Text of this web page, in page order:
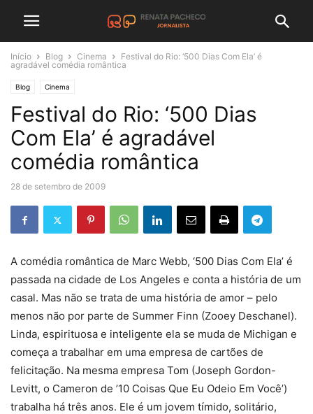
Início Blog Cinema
Festival do Rio: ‘500 Dias Com Ela’ é
agradável comédia romântica
Blog Cinema
Festival do Rio: ‘500 Dias
Com Ela’ é agradável
comédia romântica
28 de setembro de 2009
A comédia romântica de Marc Webb, ‘500 Dias Com Ela’ é
passada na cidade de Los Angeles e conta a história de um
casal. Mas não se trata de uma história de amor – pelo
menos não por parte de Summer Finn (Zooey Deschanel).
Linda, espirituosa e inteligente ela se muda de Michigan e
começa a trabalhar em uma empresa de cartões de
felicitação. Na mesma empresa Tom (Joseph Gordon-
Levitt, o Cameron de ’10 Coisas Que Eu Odeio Em Você’)
trabalha há três anos. Ele é um jovem tímido, solitário,